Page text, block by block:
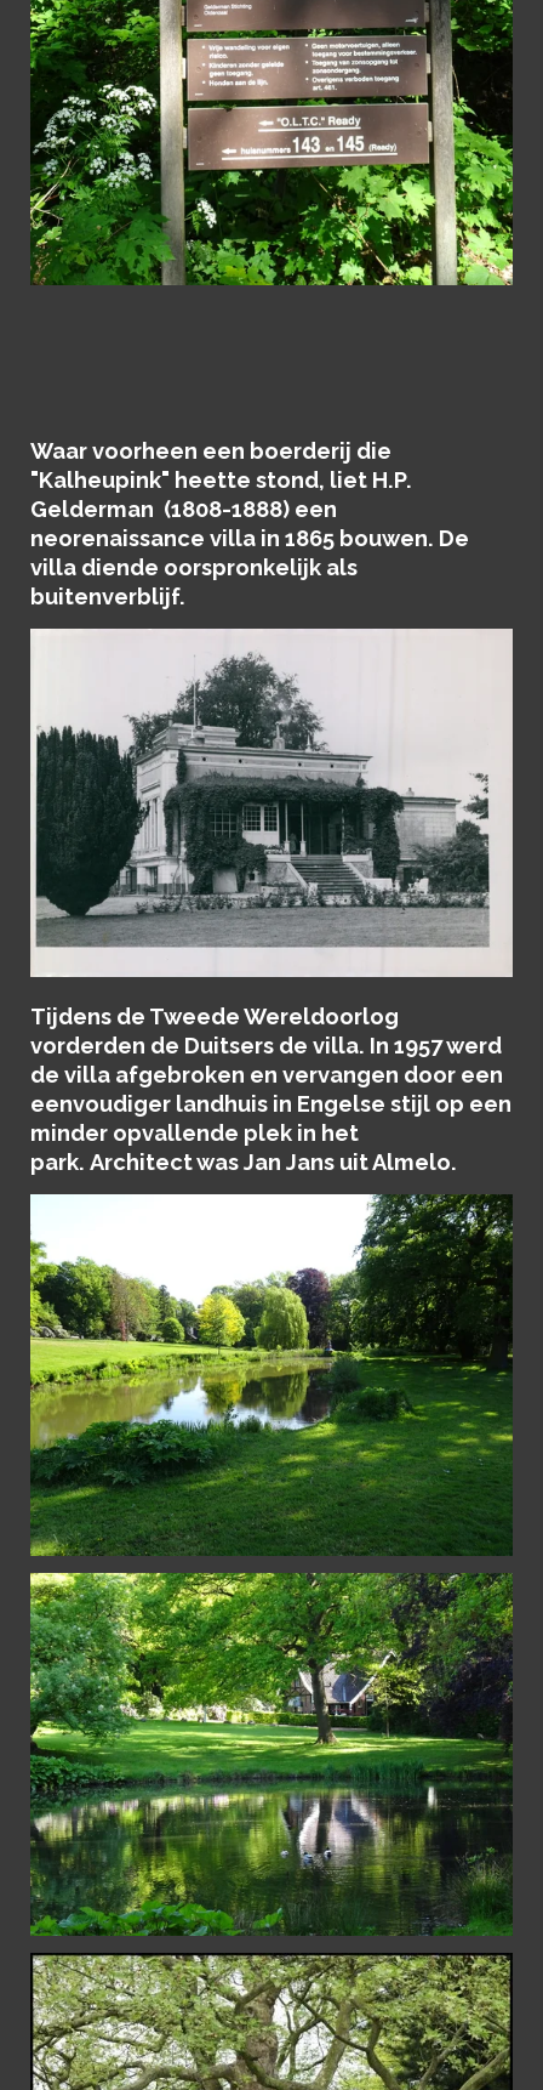
Waar voorheen een boerderij die
"Kalheupink" heette stond, liet H.P.
Gelderman (1808-1888) een
neorenaissance villa in 1865 bouwen. De
villa diende oorspronkelijk als
buitenverblijf.
Tijdens de Tweede Wereldoorlog
vorderden de Duitsers de villa. In 1957 werd
de villa afgebroken en vervangen door een
eenvoudiger landhuis in Engelse stijl op een
minder opvallende plek in het
park. Architect was Jan Jans uit Almelo.